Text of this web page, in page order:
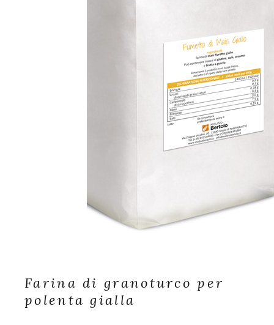
Farina di granoturco per
polenta gialla